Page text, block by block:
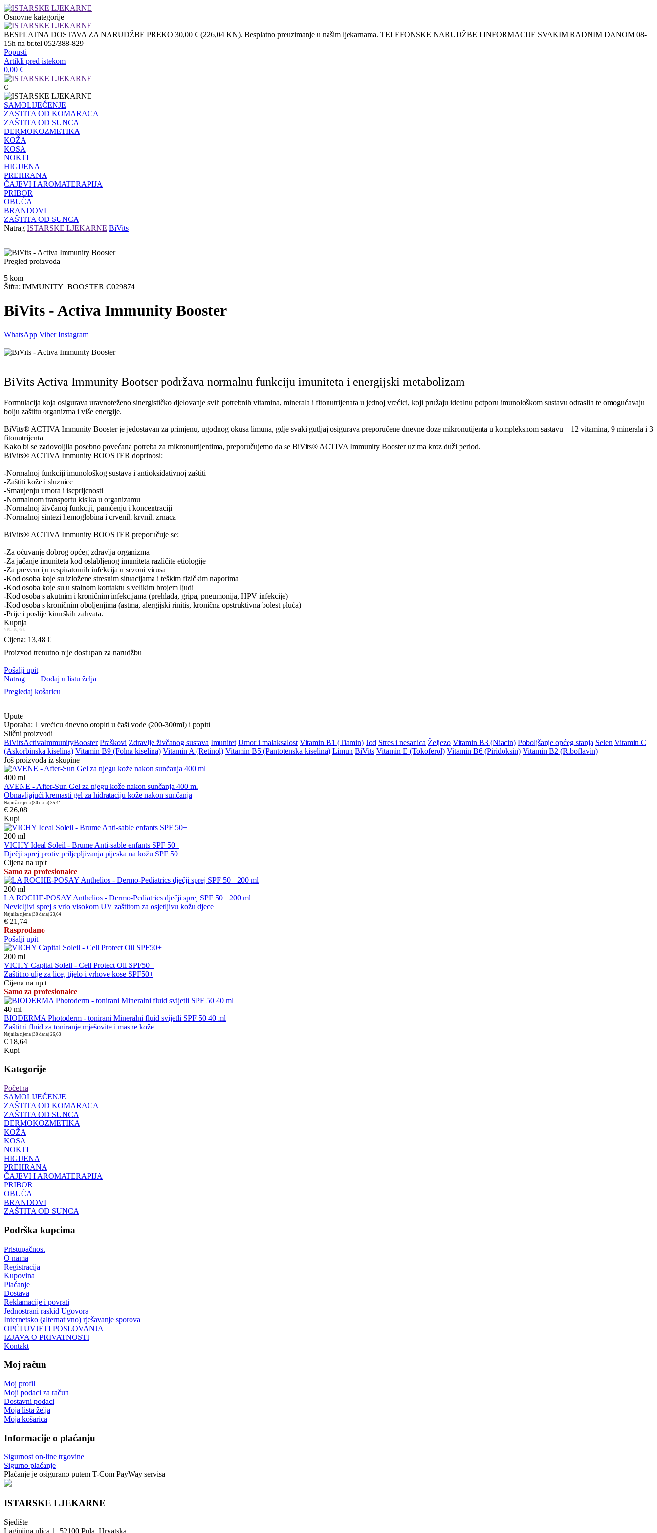
Osnovne kategorije
BESPLATNA DOSTAVA ZA NARUDŽBE PREKO 30,00 € (226,04 KN). Besplatno preuzimanje u našim ljekarnama. TELEFONSKE NARUDŽBE I INFORMACIJE SVAKIM RADNIM DANOM 08-
15h na br.tel 052/388-829
Popusti
Artikli pred istekom
0,00 €
€
SAMOLIJEČENJE
ZAŠTITA OD KOMARACA
ZAŠTITA OD SUNCA
DERMOKOZMETIKA
KOŽA
KOSA
NOKTI
HIGIJENA
PREHRANA
ČAJEVI I AROMATERAPIJA
PRIBOR
OBUĆA
BRANDOVI
ZAŠTITA OD SUNCA
Natrag ISTARSKE LJEKARNE BiVits
Pregled proizvoda
5 kom
Šifra: IMMUNITY_BOOSTER C029874
BiVits - Activa Immunity Booster
WhatsApp Viber Instagram
BiVits Activa Immunity Bootser podržava normalnu funkciju imuniteta i energijski metabolizam
Formulacija koja osigurava uravnoteženo sinergističko djelovanje svih potrebnih vitamina, minerala i fitonutrijenata u jednoj vrećici, koji pružaju idealnu potporu imunološkom sustavu odraslih te omogućavaju
bolju zaštitu organizma i više energije.
BiVits® ACTIVA Immunity Booster je jedostavan za primjenu, ugodnog okusa limuna, gdje svaki gutljaj osigurava preporučene dnevne doze mikronutijenta u kompleksnom sastavu – 12 vitamina, 9 minerala i 3
fitonutrijenta.
Kako bi se zadovoljila posebno povećana potreba za mikronutrijentima, preporučujemo da se BiVits® ACTIVA Immunity Booster uzima kroz duži period.
BiVits® ACTIVA Immunity BOOSTER doprinosi:
-Normalnoj funkciji imunološkog sustava i antioksidativnoj zaštiti
-Zaštiti kože i sluznice
-Smanjenju umora i iscprljenosti
-Normalnom transportu kisika u organizamu
-Normalnoj živčanoj funkciji, pamćenju i koncentraciji
-Normalnoj sintezi hemoglobina i crvenih krvnih zrnaca
BiVits® ACTIVA Immunity BOOSTER preporučuje se:
-Za očuvanje dobrog općeg zdravlja organizma
-Za jačanje imuniteta kod oslabljenog imuniteta različite etiologije
-Za prevenciju respiratornih infekcija u sezoni virusa
-Kod osoba koje su izložene stresnim situacijama i teškim fizičkim naporima
-Kod osoba koje su u stalnom kontaktu s velikim brojem ljudi
-Kod osoba s akutnim i kroničnim infekcijama (prehlada, gripa, pneumonija, HPV infekcije)
-Kod osoba s kroničnim oboljenjima (astma, alergijski rinitis, kronična opstruktivna bolest pluća)
-Prije i poslije kirurških zahvata.
Kupnja
VPC: 10,78 €
Cijena: 13,48 €
Proizvod trenutno nije dostupan za narudžbu
Pošalji upit
Natrag
Dodaj u listu želja
Pregledaj košaricu
Upute
Uporaba: 1 vrećicu dnevno otopiti u čaši vode (200-300ml) i popiti
Slični proizvodi
BiVitsActivaImmunityBooster Praškovi Zdravlje živčanog sustava Imunitet Umor i malaksalost Vitamin B1 (Tiamin) Jod Stres i nesanica Željezo Vitamin B3 (Niacin) Poboljšanje općeg stanja Selen Vitamin C
(Askorbinska kiselina) Vitamin B9 (Folna kiselina) Vitamin A (Retinol) Vitamin B5 (Pantotenska kiselina) Limun BiVits Vitamin E (Tokoferol) Vitamin B6 (Piridoksin) Vitamin B2 (Riboflavin)
Još proizvoda iz skupine
400 ml
AVENE - After-Sun Gel za njegu kože nakon sunčanja 400 ml
Obnavljajući kremasti gel za hidrataciju kože nakon sunčanja
Najniža cijena (30 dana) 35,41
€ 26,08
Kupi
200 ml
VICHY Ideal Soleil - Brume Anti-sable enfants SPF 50+
Dječji sprej protiv priljepljivanja pijeska na kožu SPF 50+
Cijena na upit
Samo za profesionalce
200 ml
LA ROCHE-POSAY Anthelios - Dermo-Pediatrics dječji sprej SPF 50+ 200 ml
Nevidljivi sprej s vrlo visokom UV zaštitom za osjetljivu kožu djece
Najniža cijena (30 dana) 23,64
€ 21,74
Rasprodano
Pošalji upit
200 ml
VICHY Capital Soleil - Cell Protect Oil SPF50+
Zaštitno ulje za lice, tijelo i vrhove kose SPF50+
Cijena na upit
Samo za profesionalce
40 ml
BIODERMA Photoderm - tonirani Mineralni fluid svijetli SPF 50 40 ml
Zaštitni fluid za toniranje mješovite i masne kože
Najniža cijena (30 dana) 26,63
€ 18,64
Kupi
Kategorije
Početna
SAMOLIJEČENJE
ZAŠTITA OD KOMARACA
ZAŠTITA OD SUNCA
DERMOKOZMETIKA
KOŽA
KOSA
NOKTI
HIGIJENA
PREHRANA
ČAJEVI I AROMATERAPIJA
PRIBOR
OBUĆA
BRANDOVI
ZAŠTITA OD SUNCA
Podrška kupcima
Pristupačnost
O nama
Registracija
Kupovina
Plaćanje
Dostava
Reklamacije i povrati
Jednostrani raskid Ugovora
Internetsko (alternativno) rješavanje sporova
OPĆI UVJETI POSLOVANJA
IZJAVA O PRIVATNOSTI
Kontakt
Moj račun
Moj profil
Moji podaci za račun
Dostavni podaci
Moja lista želja
Moja košarica
Informacije o plaćanju
Sigurnost on-line trgovine
Sigurno plaćanje
Plaćanje je osigurano putem T-Com PayWay servisa
ISTARSKE LJEKARNE
Sjedište
Laginjina ulica 1, 52100 Pula, Hrvatska